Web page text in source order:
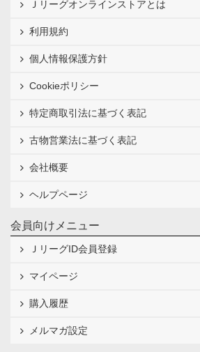
Ｊリーグオンラインストアとは
利用規約
個人情報保護方針
Cookieポリシー
特定商取引法に基づく表記
古物営業法に基づく表記
会社概要
ヘルプページ
会員向けメニュー
ＪリーグID会員登録
マイページ
購入履歴
メルマガ設定